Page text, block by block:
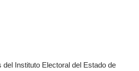
Instituto Electoral del Estado de